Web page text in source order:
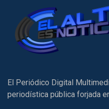
El Periódico Digital
periodística pública forjada